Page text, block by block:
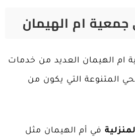
ام الهيمان
الهيمان العديد من خدمات
المتنوعة التي يكون من
في أم الهيمان مثل